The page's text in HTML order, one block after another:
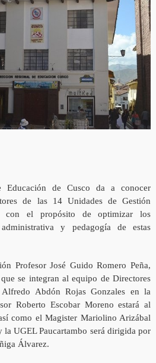
Educación de Cusco da a conocer
de las 14 Unidades de Gestión
con el propósito de optimizar los
y pedagogía de estas
Profesor José Guido Romero Peña,
se integran al equipo de Directores
Abdón Rojas Gonzales en la
Roberto Escobar Moreno estará al
como el Magister Mariolino Arizábal
la UGEL Paucartambo será dirigida por
Álvarez.